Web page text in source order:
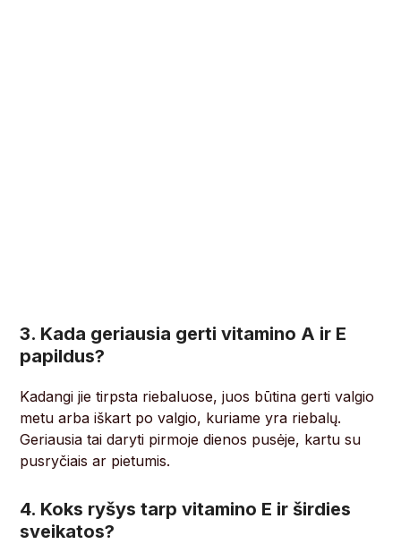
3. Kada geriausia gerti vitamino A ir E
papildus?
Kadangi jie tirpsta riebaluose, juos būtina gerti valgio
metu arba iškart po valgio, kuriame yra riebalų.
Geriausia tai daryti pirmoje dienos pusėje, kartu su
pusryčiais ar pietumis.
4. Koks ryšys tarp vitamino E ir širdies
sveikatos?